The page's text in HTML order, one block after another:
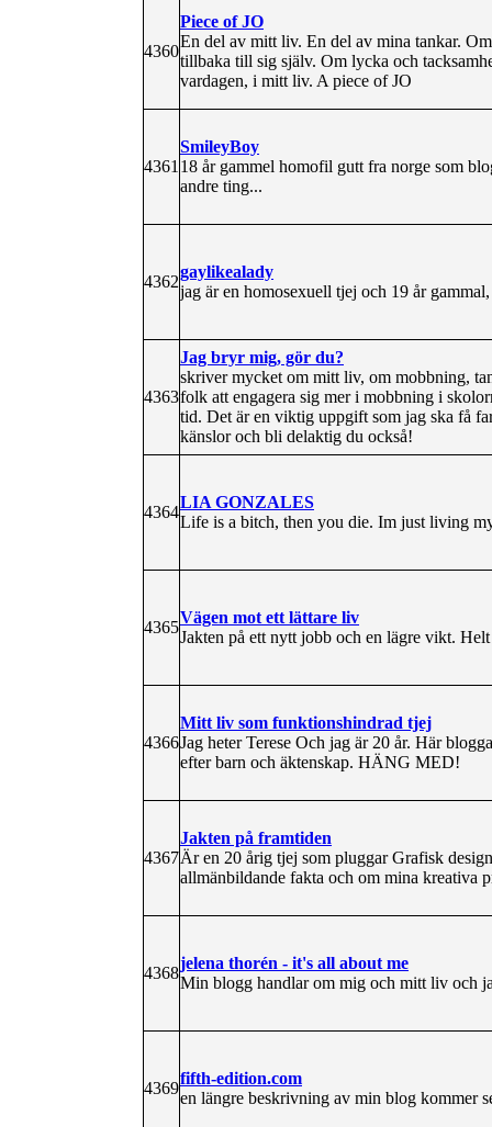
4360
Piece of JO
En del av mitt liv. En del av mina tankar.
tillbaka till sig själv. Om lycka och
vardagen, i mitt liv. A piece of JO
4361
SmileyBoy
18 år gammel homofil gutt fra norge som
andre ting...
4362
gaylikealady
jag är en homosexuell tjej och 19 år
4363
Jag bryr mig, gör du?
skriver mycket om mitt liv, om mobbning,
folk att engagera sig mer i mobbning i
tid. Det är en viktig uppgift som jag ska få
känslor och bli delaktig du också!
4364
LIA GONZALES
Life is a bitch, then you die. Im just living
4365
Vägen mot ett lättare liv
Jakten på ett nytt jobb och en lägre vikt.
4366
Mitt liv som funktionshindrad tjej
Jag heter Terese Och jag är 20 år. Här
efter barn och äktenskap. HÄNG MED!
4367
Jakten på framtiden
Är en 20 årig tjej som pluggar Grafisk
allmänbildande fakta och om mina kreativa
4368
jelena thorén - it's all about me
Min blogg handlar om mig och mitt liv och
4369
fifth-edition.com
en längre beskrivning av min blog kommer